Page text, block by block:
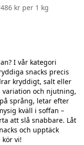
486 kr per 1 kg
I vår kategori
snacks precis
kryddigt, salt eller
och njutning,
språng, letar efter
kväll i soffan –
att slå snabbare. Låt
och upptäck
vi!